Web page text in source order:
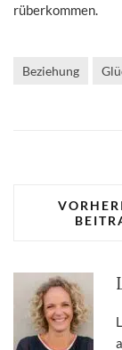
rüberkommen.
Beziehung